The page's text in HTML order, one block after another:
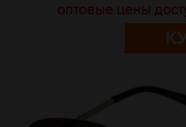
оптовые цены